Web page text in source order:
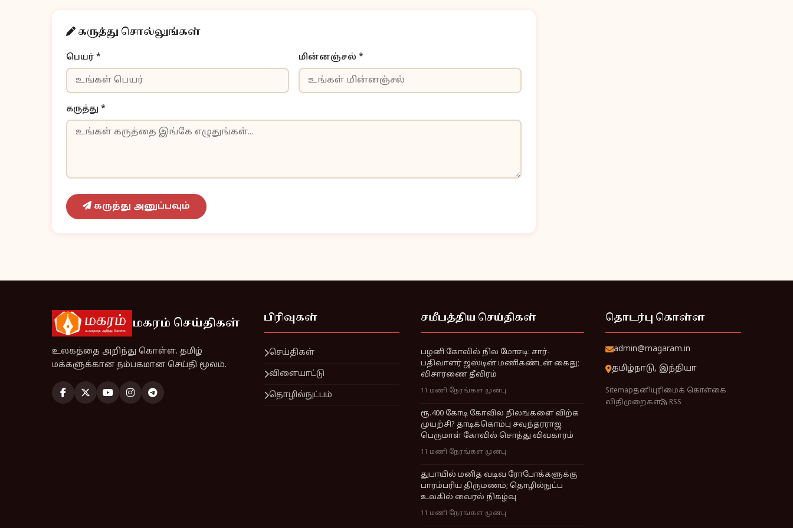
கருத்து சொல்லுங்கள்
பெயர் * மின்னஞ்சல் *
கருத்து *
கருத்து அனுப்பவும்
மகரம் செய்திகள்
உலகத்தை அறிந்து கொள்ள. தமிழ்
மக்களுக்கான நம்பகமான செய்தி மூலம்.
பிரிவுகள்
செய்திகள்
விளையாட்டு
தொழில்நுட்பம்
சமீபத்திய செய்திகள்
பழனி கோவில் நில மோசடி: சார்-
பதிவாளர் ஜஸ்டின் மணிகண்டன் கைது;
விசாரணை தீவிரம்
11 மணி நேரங்கள் முன்பு
ரூ.400 கோடி கோவில் நிலங்களை விற்க
முயற்சி? தாடிக்கொம்பு சவுந்தரராஜ
பெருமாள் கோவில் சொத்து விவகாரம்
11 மணி நேரங்கள் முன்பு
துபாயில் மனித வடிவ ரோபோக்களுக்கு
பாரம்பரிய திருமணம்; தொழில்நுட்ப
உலகில் வைரல் நிகழ்வு
11 மணி நேரங்கள் முன்பு
தொடர்பு கொள்ள
admin@magaram.in
தமிழ்நாடு, இந்தியா
Sitemapதனியுரிமைக் கொள்கை
விதிமுறைகள்
RSS